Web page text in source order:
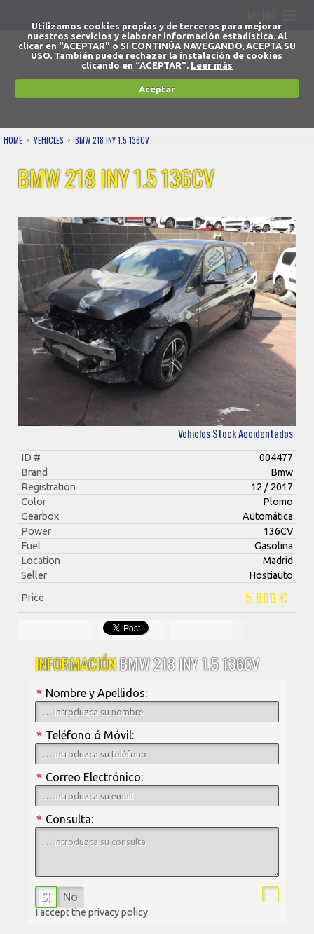
Utilizamos cookies propias y de terceros para mejorar
nuestros servicios y elaborar información estadística. Al
clicar en "ACEPTAR" o SI CONTINÚA NAVEGANDO, ACEPTA SU
USO. También puede rechazar la instalación de cookies
clicando en “ACEPTAR". Leer más
Aceptar
HOME VEHICLES BMW 218 INY 1.5 136CV
BMW 218 INY 1.5 136CV
Vehicles Stock Accidentados
ID #
004477
Brand
Bmw
Registration
12 / 2017
Color
Plomo
Gearbox
Automática
Power
136CV
Fuel
Gasolina
Location
Madrid
Seller
Hostiauto
Price
5.800 €
INFORMACIÓNBMW 218 INY 1.5 136CV
Nombre y Apellidos:
*
Teléfono ó Móvil:
*
Correo Electrónico:
*
Consulta:
*
Sí No
I accept the privacy policy.